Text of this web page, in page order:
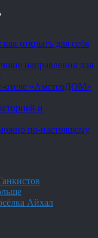
открыть для себя
направления для
отеле «АмстерДОМ»
и
по-настоящему
Айхал